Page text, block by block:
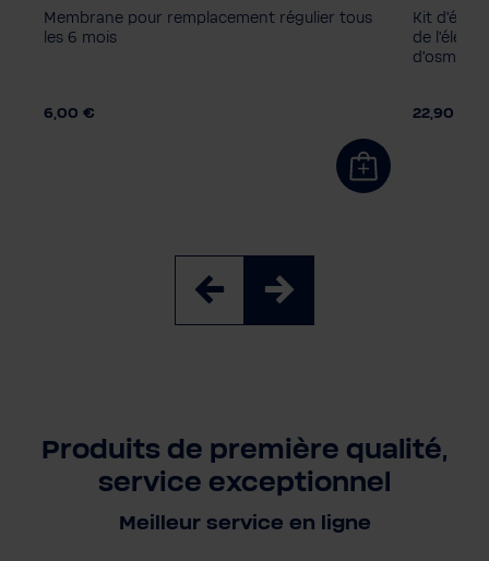
Membrane pour remplacement régulier tous
les 6 mois
6,00 €
Kit
de
d'osmose
22,90 €
Produits de première qualité,
service exceptionnel
Meilleur service en ligne